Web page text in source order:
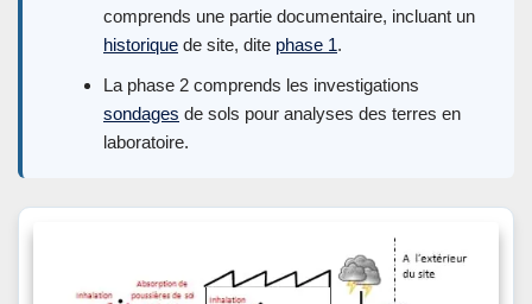
comprends une partie documentaire, incluant un
historique de site, dite phase 1.
La phase 2 comprends les investigations
sondages de sols pour analyses des terres en
laboratoire.